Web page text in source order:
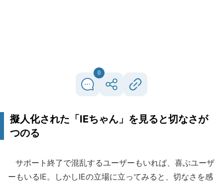
0
擬人化された「IEちゃん」を見ると切なさが
つのる
サポート終了で混乱するユーザーもいれば、喜ぶユーザ
ーもいるIE。しかしIEの立場に立ってみると、切なさを感